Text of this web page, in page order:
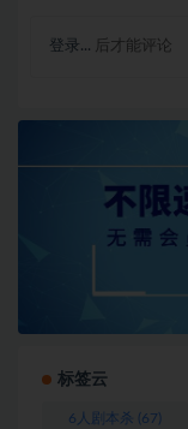
登录... 后才能评论
标签云
6人剧本杀 (67)